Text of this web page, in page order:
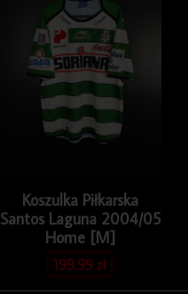
Koszulka Piłkarska
Santos Laguna 2004/05
Home [M]
199.99zł